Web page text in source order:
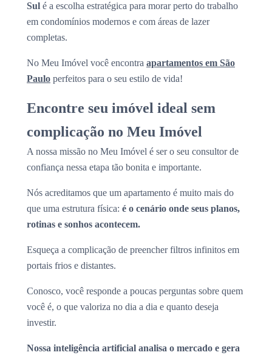
Sul é a escolha estratégica para morar perto do trabalho
em condomínios modernos e com áreas de lazer
completas.
No Meu Imóvel você encontra apartamentos em São
Paulo perfeitos para o seu estilo de vida!
Encontre seu imóvel ideal sem
complicação no Meu Imóvel
A nossa missão no Meu Imóvel é ser o seu consultor de
confiança nessa etapa tão bonita e importante.
Nós acreditamos que um apartamento é muito mais do
que uma estrutura física: é o cenário onde seus planos,
rotinas e sonhos acontecem.
Esqueça a complicação de preencher filtros infinitos em
portais frios e distantes.
Conosco, você responde a poucas perguntas sobre quem
você é, o que valoriza no dia a dia e quanto deseja
investir.
Nossa inteligência artificial analisa o mercado e gera